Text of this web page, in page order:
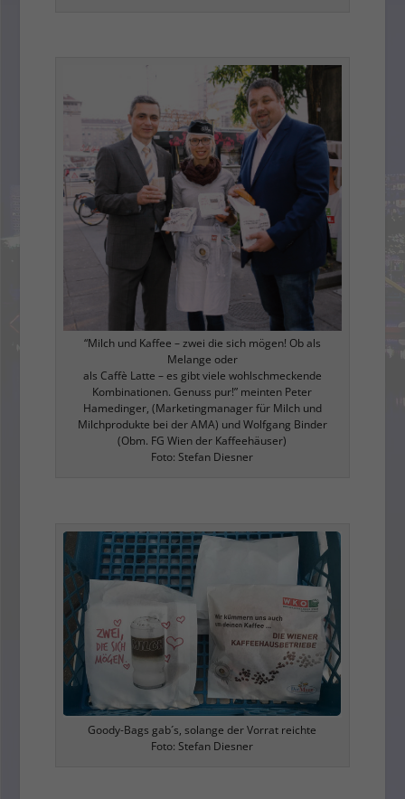
“Milch und Kaffee – zwei die sich mögen! Ob als
Melange oder
als Caffè Latte – es gibt viele wohlschmeckende
Kombinationen. Genuss pur!” meinten Peter
Hamedinger, (Marketingmanager für Milch und
Milchprodukte bei der AMA) und Wolfgang Binder
(Obm. FG Wien der Kaffeehäuser)
Foto: Stefan Diesner
Goody-Bags gab´s, solange der Vorrat reichte
Foto: Stefan Diesner